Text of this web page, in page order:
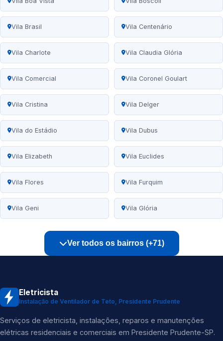
Vila Brasil Vila Centenário
Vila Charlote Vila Claudia Glória
Vila Comercial Vila Coronel Goulart
Vila Cristina Vila Delger
Vila do Estádio Vila Dubus
Vila Elizabeth Vila Euclides
Vila Flores Vila Furquim
Vila Geni Vila Glória
Ver todos os bairros (+71)
Eletricista
Instalação de Ventilador de Teto, Presidente Prudente
Serviços de eletricista, instalações, reparos e manutenções
elétricas residenciais e comerciais em Presidente Prudente-SP.